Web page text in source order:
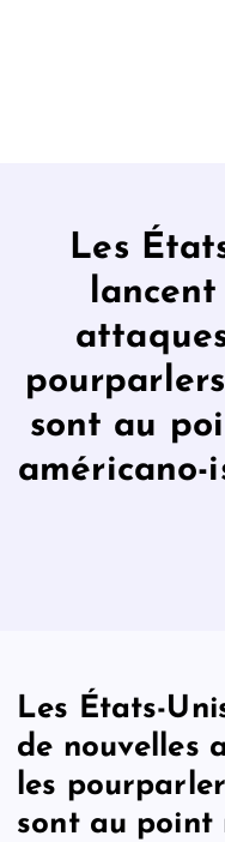
Les
sont au
américano-
Les États-
de nouvelles
les
sont au point